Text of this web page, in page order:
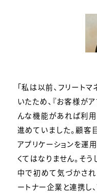
「私は以前、フリート
いたため、『お客様が
んな機能があれば利用
進めていました。顧客
アプリケーションを運
くてはなりません。そ
中で初めて気づかさ
ートナー企業と連携し